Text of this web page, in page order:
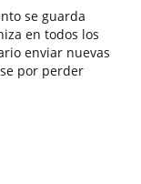
se guarda
en todos los
enviar nuevas
por perder